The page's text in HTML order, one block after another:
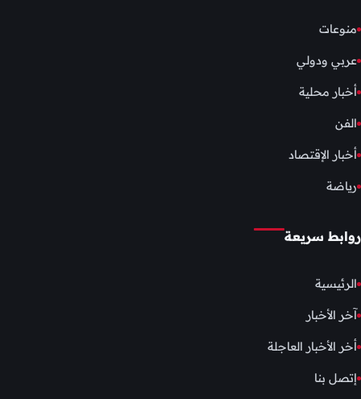
منوعات
عربي ودولي
أخبار محلية
الفن
أخبار الإقتصاد
رياضة
روابط سريعة
الرئيسية
آخر الأخبار
أخر الأخبار العاجلة
إتصل بنا